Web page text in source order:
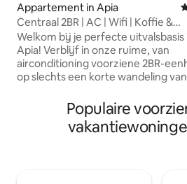
Appartement in Apia
Centraal 2BR | AC | Wifi | Koffie &
Restaurants |
Welkom bij je perfecte uitvalsbasis
Apia! Verblijf in onze ruime, van
airconditioning voorziene 2BR-
op slechts een korte wandeling van
voor koppels, gezinnen of
zakenreizigers. - Geniet van
airconditioning overal, - Gratis wifi, -
Populaire